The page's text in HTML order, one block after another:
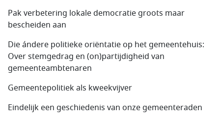
Pak verbetering lokale democratie groots maar
bescheiden aan
Die ándere politieke oriëntatie op het gemeentehuis:
Over stemgedrag en (on)partijdigheid van
gemeenteambtenaren
Gemeentepolitiek als kweekvijver
Eindelijk een geschiedenis van onze gemeenteraden